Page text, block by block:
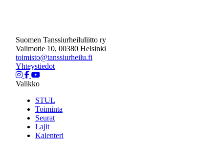
Suomen Tanssiurheiluliitto ry
Valimotie 10, 00380 Helsinki
toimisto@tanssiurheilu.fi
Yhteystiedot
Valikko
STUL
Toiminta
Seurat
Lajit
Kalenteri